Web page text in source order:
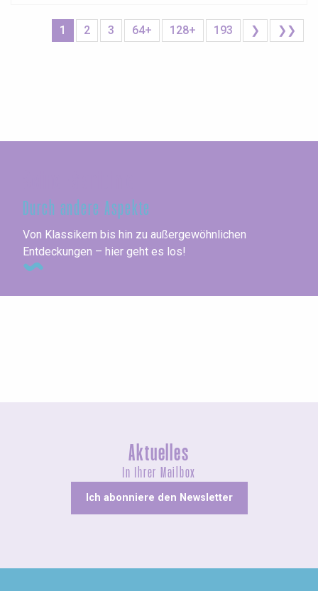
1 2 3 64+ 128+ 193 ❯ ❯❯
Durch andere Aspekte
Von Klassikern bis hin zu außergewöhnlichen
Entdeckungen – hier geht es los!
Aktuelles
In Ihrer Mailbox
Ich abonniere den Newsletter